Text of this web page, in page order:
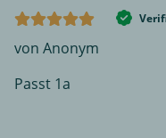
von Anonym
Passt 1a